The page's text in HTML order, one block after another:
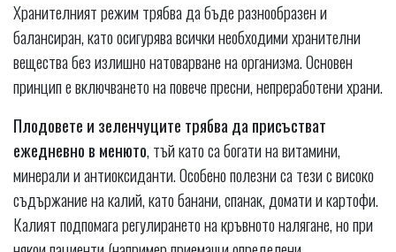
Хранителният режим трябва да бъде разнообразен и
балансиран, като осигурява всички необходими хранителни
вещества без излишно натоварване на организма. Основен
принцип е включването на повече пресни, непреработени храни.
Плодовете и зеленчуците трябва да присъстват
ежедневно в менюто, тъй като са богати на витамини,
минерали и антиоксиданти. Особено полезни са тези с високо
съдържание на калий, като банани, спанак, домати и картофи.
Калият подпомага регулирането на кръвното налягане, но при